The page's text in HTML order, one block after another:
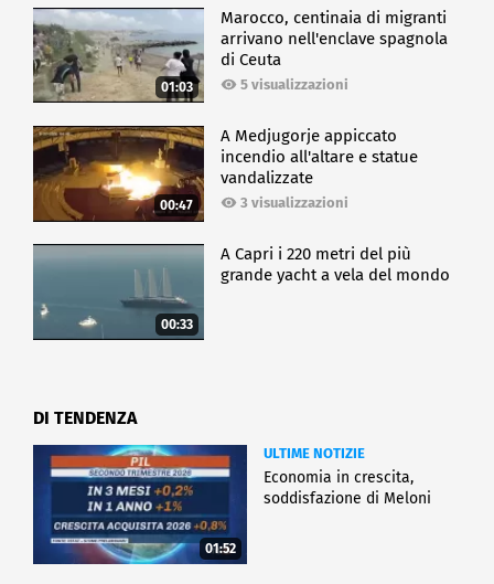
01:03
Marocco, centinaia di migranti
arrivano nell'enclave spagnola
di Ceuta
5 visualizzazioni
00:47
A Medjugorje appiccato
incendio all'altare e statue
vandalizzate
3 visualizzazioni
00:33
A Capri i 220 metri del più
grande yacht a vela del mondo
DI TENDENZA
01:52
ULTIME NOTIZIE
Economia in crescita,
soddisfazione di Meloni